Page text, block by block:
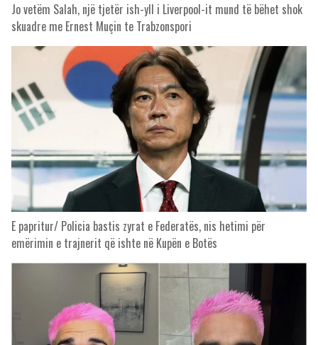
Jo vetëm Salah, një tjetër ish-yll i Liverpool-it mund të bëhet shok
skuadre me Ernest Muçin te Trabzonspori
E papritur/ Policia bastis zyrat e Federatës, nis hetimi për
emërimin e trajnerit që ishte në Kupën e Botës